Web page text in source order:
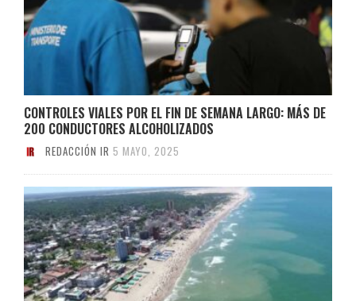
CONTROLES VIALES POR EL FIN DE SEMANA LARGO: MÁS DE
200 CONDUCTORES ALCOHOLIZADOS
REDACCIÓN IR 5 MAYO, 2025